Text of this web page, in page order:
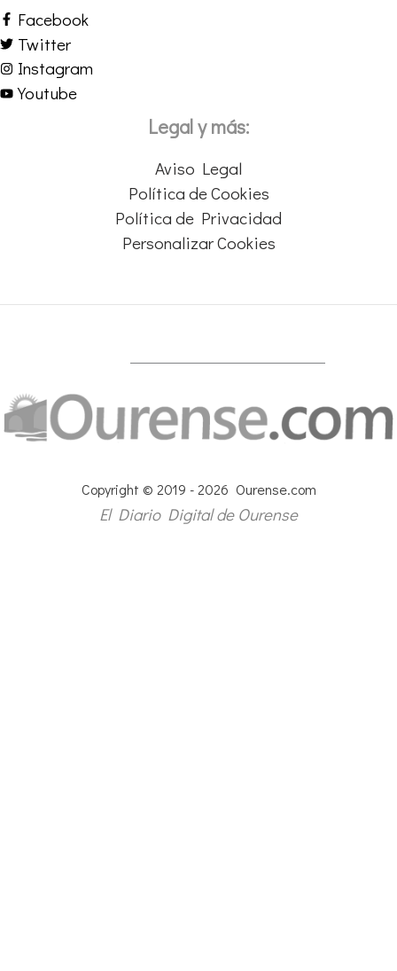
Facebook
Twitter
Instagram
Youtube
Legal y más:
Aviso Legal
Política de Cookies
Política de Privacidad
Personalizar Cookies
Copyright © 2019 - 2026 Ourense.com
El Diario Digital de Ourense